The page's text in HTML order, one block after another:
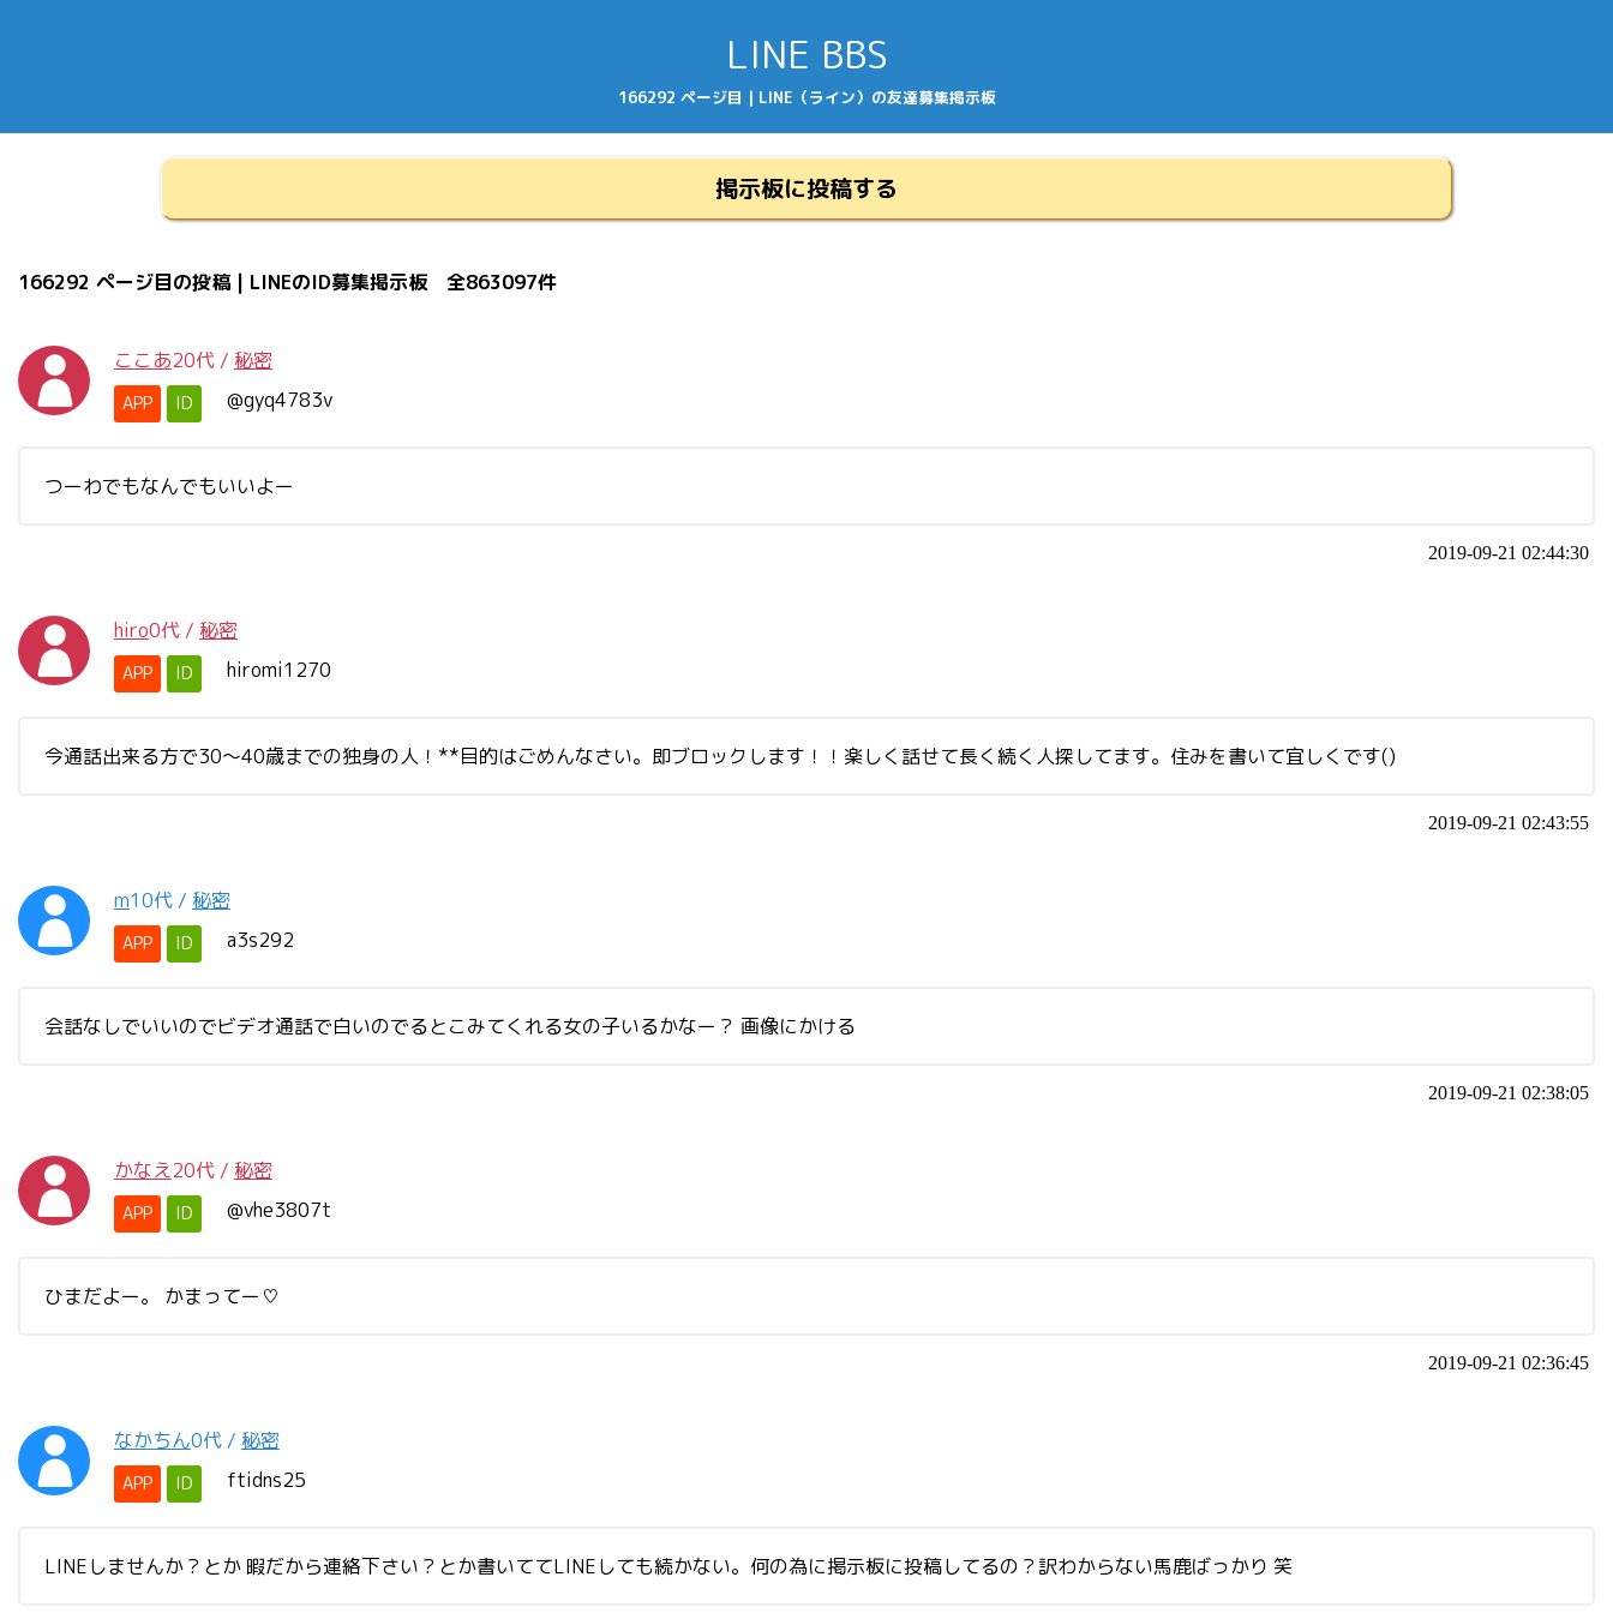
LINE BBS
166292 ページ目 | LINE（ライン）の友達募集掲示板
掲示板に投稿する
166292 ページ目の投稿 | LINEのID募集掲示板 全863097件
ここあ20代 / 秘密
APP ID @gyq4783v
つーわでもなんでもいいよー
2019-09-21 02:44:30
hiro0代 / 秘密
APP ID hiromi1270
今通話出来る方で30〜40歳までの独身の人！**目的はごめんなさい。即ブロックします！！楽しく話せて長く続く人探してます。住みを書いて宜しくです()
2019-09-21 02:43:55
m10代 / 秘密
APP ID a3s292
会話なしでいいのでビデオ通話で白いのでるとこみてくれる女の子いるかなー？ 画像にかける
2019-09-21 02:38:05
かなえ20代 / 秘密
APP ID @vhe3807t
ひまだよー。 かまってー♡
2019-09-21 02:36:45
なかちん0代 / 秘密
APP ID ftidns25
LINEしませんか？とか 暇だから連絡下さい？とか書いててLINEしても続かない。何の為に掲示板に投稿してるの？訳わからない馬鹿ばっかり 笑